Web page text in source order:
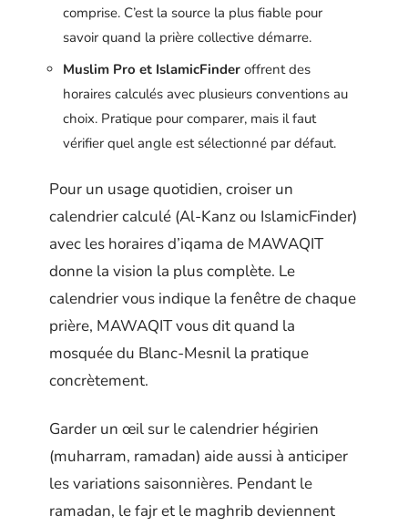
comprise. C’est la source la plus fiable pour
savoir quand la prière collective démarre.
Muslim Pro et IslamicFinder offrent des
horaires calculés avec plusieurs conventions au
choix. Pratique pour comparer, mais il faut
vérifier quel angle est sélectionné par défaut.
Pour un usage quotidien, croiser un
calendrier calculé (Al-Kanz ou IslamicFinder)
avec les horaires d’iqama de MAWAQIT
donne la vision la plus complète. Le
calendrier vous indique la fenêtre de chaque
prière, MAWAQIT vous dit quand la
mosquée du Blanc-Mesnil la pratique
concrètement.
Garder un œil sur le calendrier hégirien
(muharram, ramadan) aide aussi à anticiper
les variations saisonnières. Pendant le
ramadan, le fajr et le maghrib deviennent